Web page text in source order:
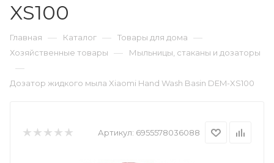
XS100
Главная — Каталог — Товары для дома —
Хозяйственные товары — Мыльницы, стаканы и дозаторы
—
Дозатор жидкого мыла Xiaomi Hand Wash Basin DEM-XS100
Артикул: 6955578036088